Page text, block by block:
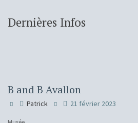
Dernières Infos
B and B Avallon
Patrick 21 février 2023